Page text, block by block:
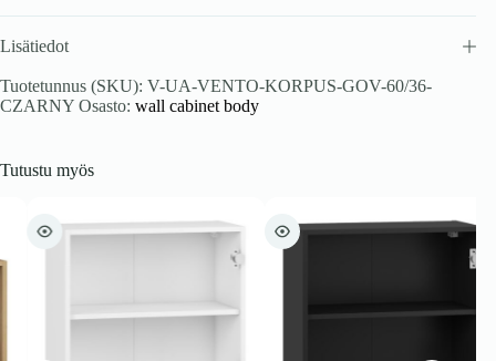
Lisätiedot
Tuotetunnus (SKU): V-UA-VENTO-KORPUS-GOV-60/36-
CZARNY Osasto: wall cabinet body
Tutustu myös